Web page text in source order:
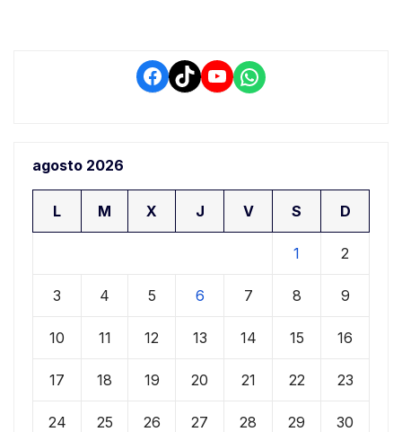
Facebook
TikTokYouTube
WhatsApp
agosto 2026
L M X J V S D
1 2
3 4 5 6 7 8 9
10 11 12 13 14 15 16
17 18 19 20 21 22 23
24 25 26 27 28 29 30